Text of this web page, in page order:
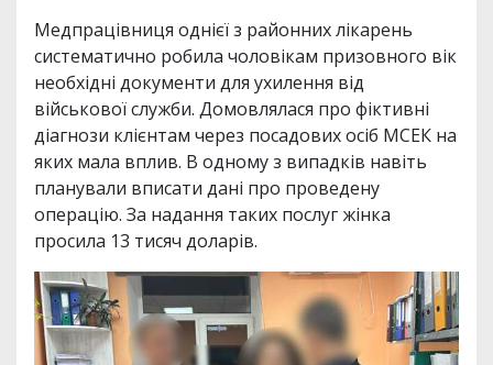
Медпрацівниця однієї з районних лікарень
систематично робила чоловікам призовного вік
необхідні документи для ухилення від
військової служби. Домовлялася про фіктивні
діагнози клієнтам через посадових осіб МСЕК на
яких мала вплив. В одному з випадків навіть
планували вписати дані про проведену
операцію. За надання таких послуг жінка
просила 13 тисяч доларів.